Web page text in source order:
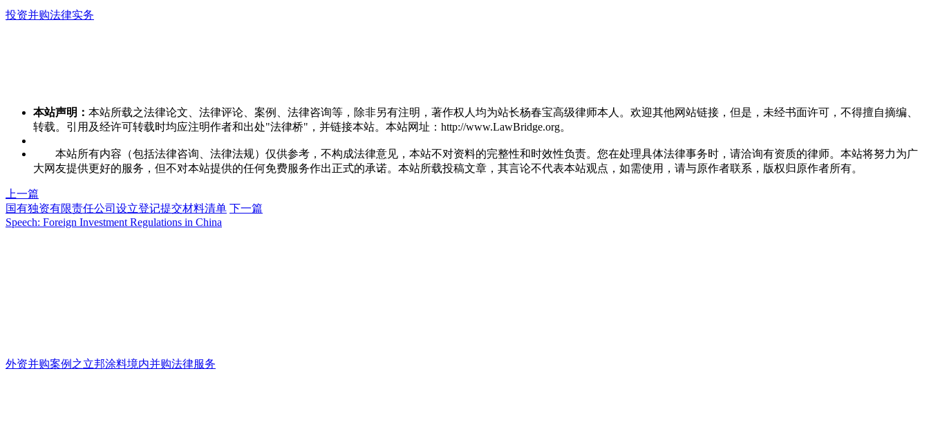
投资并购法律实务
本站声明： 本站所载之法律论文、法律评论、案例、法律咨询等，除非另有注明，著作权人均为站长杨春宝高级律师本人。欢迎其他网站链接，但是，未经书面许可，不得擅自摘编、
转载。引用及经许可转载时均应注明作者和出处"法律桥"，并链接本站。本站网址：http://www.LawBridge.org。
本站所有内容（包括法律咨询、法律法规）仅供参考，不构成法律意见，本站不对资料的完整性和时效性负责。您在处理具体法律事务时，请洽询有资质的律师。本站将努力为广
大网友提供更好的服务，但不对本站提供的任何免费服务作出正式的承诺。本站所载投稿文章，其言论不代表本站观点，如需使用，请与原作者联系，版权归原作者所有。
上一篇
国有独资有限责任公司设立登记提交材料清单 下一篇
Speech: Foreign Investment Regulations in China
外资并购案例之立邦涂料境内并购法律服务